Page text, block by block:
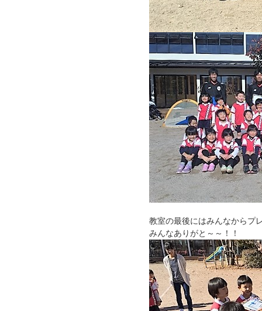
教室の最後にはみんなからプ
みんなありがと～～！！